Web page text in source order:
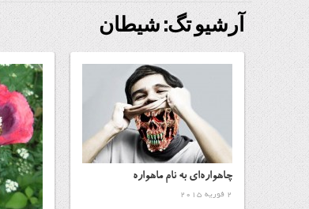
آرشیو تگ:شیطان
چاهواره‌ای به نام ماهواره
2 فوریه 2015